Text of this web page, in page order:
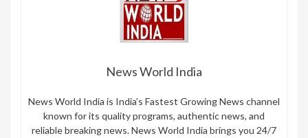
News World India
News World India is India’s Fastest Growing News channel
known for its quality programs, authentic news, and
reliable breaking news. News World India brings you 24/7